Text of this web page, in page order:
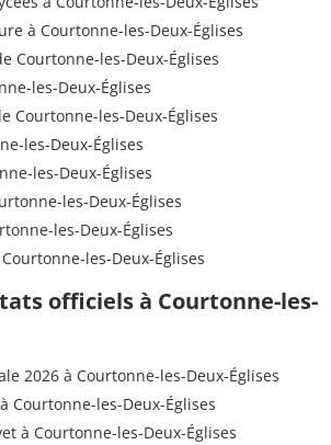
à Courtonne-les-Deux-Églises
Courtonne-les-Deux-Églises
les-Deux-Églises
Courtonne-les-Deux-Églises
les-Deux-Églises
les-Deux-Églises
les-Deux-Églises
les-Deux-Églises
les-Deux-Églises
officiels à Courtonne-les-
2026 à Courtonne-les-Deux-Églises
Courtonne-les-Deux-Églises
à Courtonne-les-Deux-Églises